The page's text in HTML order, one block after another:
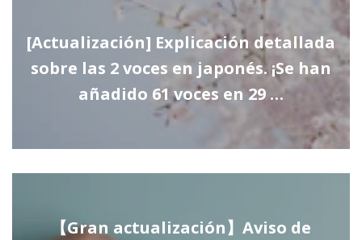
[Actualización] Explicación detallada
sobre las 2 voces en japonés. ¡Se han
añadido 61 voces en 29 …
【Gran actualización】Aviso de